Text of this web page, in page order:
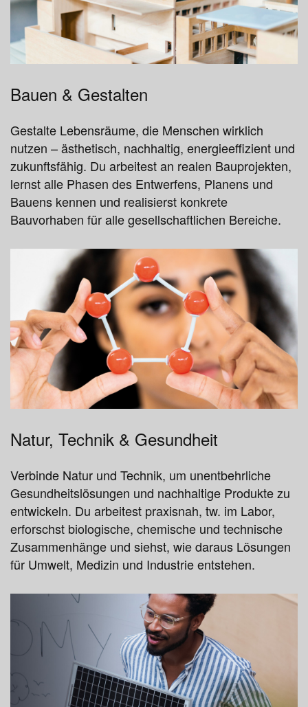
Bauen & Gestalten
Gestalte Lebensräume, die Menschen wirklich
nutzen – ästhetisch, nachhaltig, energieeffizient und
zukunftsfähig. Du arbeitest an realen Bauprojekten,
lernst alle Phasen des Entwerfens, Planens und
Bauens kennen und realisierst konkrete
Bauvorhaben für alle gesellschaftlichen Bereiche.
Natur, Technik & Gesundheit
Verbinde Natur und Technik, um unentbehrliche
Gesundheitslösungen und nachhaltige Produkte zu
entwickeln. Du arbeitest praxisnah, tw. im Labor,
erforschst biologische, chemische und technische
Zusammenhänge und siehst, wie daraus Lösungen
für Umwelt, Medizin und Industrie entstehen.